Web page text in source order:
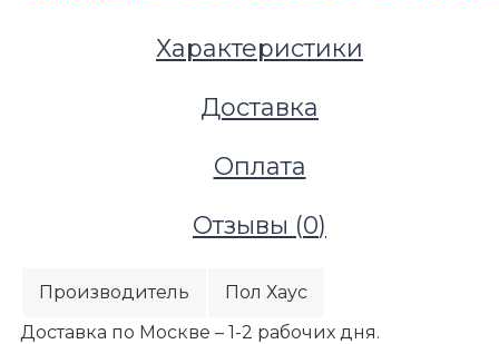
Характеристики
Доставка
Оплата
Отзывы (0)
Производитель
Пол Хаус
Доставка по Москве – 1-2 рабочих дня.